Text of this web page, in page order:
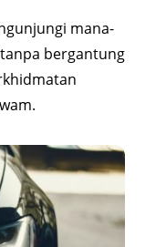
mana-
bergantung